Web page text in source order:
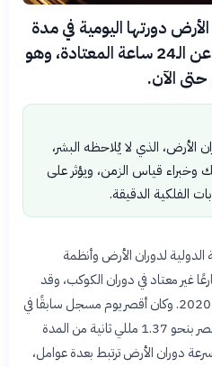
أكملت الأرض دورتها اليومية في مدة
تقل بنحو 0.65 مللي ثانية عن الـ24 ساعة المعتادة، وهو
الآن.
الأرض، الذي لا يُلاحظه البشر،
وخبراء قياس الزمن، ويؤثر على
الفلكية الدقيقة.
لدوران الأرض وأنظمة
غير معتاد في دوران الكوكب، وقد
بلغت هذه الظاهرة ذروتها منذ عام 2020. وكان أقصر يوم مسجل سابقًا في
10 يوليو 2025، حيث كان اليوم أقصر بنحو 1.37 مللي ثانية من المدة
دوران الأرض ترتبط بعدة عوامل،